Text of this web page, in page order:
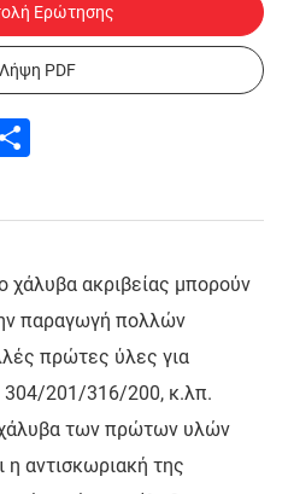
Ερώτησης
Λήψη PDF
χάλυβα ακριβείας μπορούν
παραγωγή πολλών
πρώτες ύλες για
304/201/316/200, κ.λπ.
των πρώτων υλών
η αντισκωριακή της